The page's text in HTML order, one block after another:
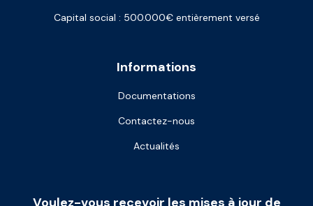
Informations
Documentations
Contactez-nous
Actualités
Capital social : 500.000€ entièrement versé